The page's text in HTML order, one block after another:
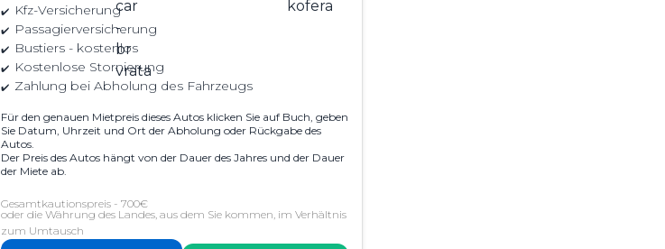
Kfz-Versicherung
Passagierversicherung
Bustiers - kostenlos
Kostenlose Stornierung
Zahlung bei Abholung des Fahrzeugs
Für den genauen Mietpreis dieses Autos klicken Sie auf Buch, geben
Sie Datum, Uhrzeit und Ort der Abholung oder Rückgabe des
Autos.
Der Preis des Autos hängt von der Dauer des Jahres und der Dauer
der Miete ab.
Gesamtkautionspreis - 700€
oder die Währung des Landes, aus dem Sie kommen, im Verhältnis
zum Umtausch